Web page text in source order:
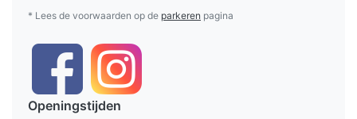
* Lees de voorwaarden op de parkeren pagina
Openingstijden